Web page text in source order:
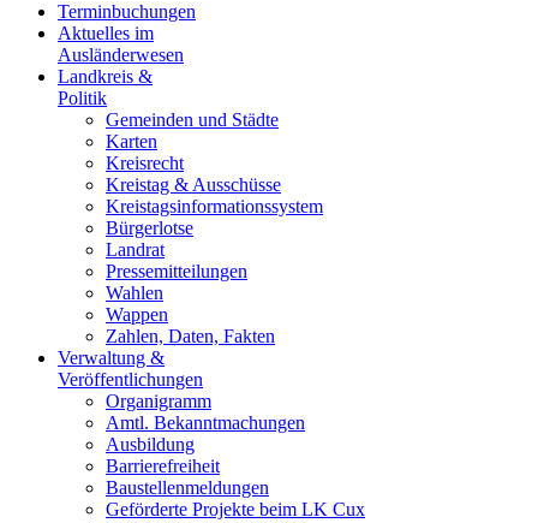
Terminbuchungen
Aktuelles im
Ausländerwesen
Landkreis &
Politik
Gemeinden und Städte
Karten
Kreisrecht
Kreistag & Ausschüsse
Kreistagsinformationssystem
Bürgerlotse
Landrat
Pressemitteilungen
Wahlen
Wappen
Zahlen, Daten, Fakten
Verwaltung &
Veröffentlichungen
Organigramm
Amtl. Bekanntmachungen
Ausbildung
Barrierefreiheit
Baustellenmeldungen
Geförderte Projekte beim LK Cux